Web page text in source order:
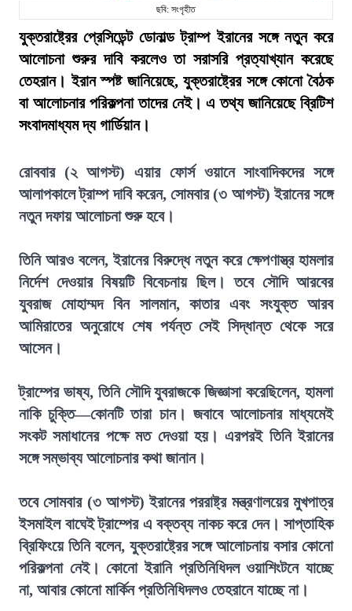
ছবি: সংগৃহীত
যুক্তরাষ্ট্রের প্রেসিডেন্ট ডোনাল্ড ট্রাম্প ইরানের সঙ্গে নতুন করে
আলোচনা শুরুর দাবি করলেও তা সরাসরি প্রত্যাখ্যান করেছে
তেহরান। ইরান স্পষ্ট জানিয়েছে, যুক্তরাষ্ট্রের সঙ্গে কোনো বৈঠক
বা আলোচনার পরিকল্পনা তাদের নেই। এ তথ্য জানিয়েছে ব্রিটিশ
সংবাদমাধ্যম দ্য গার্ডিয়ান।
রোববার (২ আগস্ট) এয়ার ফোর্স ওয়ানে সাংবাদিকদের সঙ্গে
আলাপকালে ট্রাম্প দাবি করেন, সোমবার (৩ আগস্ট) ইরানের সঙ্গে
নতুন দফায় আলোচনা শুরু হবে।
তিনি আরও বলেন, ইরানের বিরুদ্ধে নতুন করে ক্ষেপণাস্ত্র হামলার
নির্দেশ দেওয়ার বিষয়টি বিবেচনায় ছিল। তবে সৌদি আরবের
যুবরাজ মোহাম্মদ বিন সালমান, কাতার এবং সংযুক্ত আরব
আমিরাতের অনুরোধে শেষ পর্যন্ত সেই সিদ্ধান্ত থেকে সরে
আসেন।
ট্রাম্পের ভাষ্য, তিনি সৌদি যুবরাজকে জিজ্ঞাসা করেছিলেন, হামলা
নাকি চুক্তি—কোনটি তারা চান। জবাবে আলোচনার মাধ্যমেই
সংকট সমাধানের পক্ষে মত দেওয়া হয়। এরপরই তিনি ইরানের
সঙ্গে সম্ভাব্য আলোচনার কথা জানান।
তবে সোমবার (৩ আগস্ট) ইরানের পররাষ্ট্র মন্ত্রণালয়ের মুখপাত্র
ইসমাইল বাঘেই ট্রাম্পের এ বক্তব্য নাকচ করে দেন। সাপ্তাহিক
ব্রিফিংয়ে তিনি বলেন, যুক্তরাষ্ট্রের সঙ্গে আলোচনায় বসার কোনো
পরিকল্পনা নেই। কোনো ইরানি প্রতিনিধিদল ওয়াশিংটনে যাচ্ছে
না, আবার কোনো মার্কিন প্রতিনিধিদলও তেহরানে যাচ্ছে না।